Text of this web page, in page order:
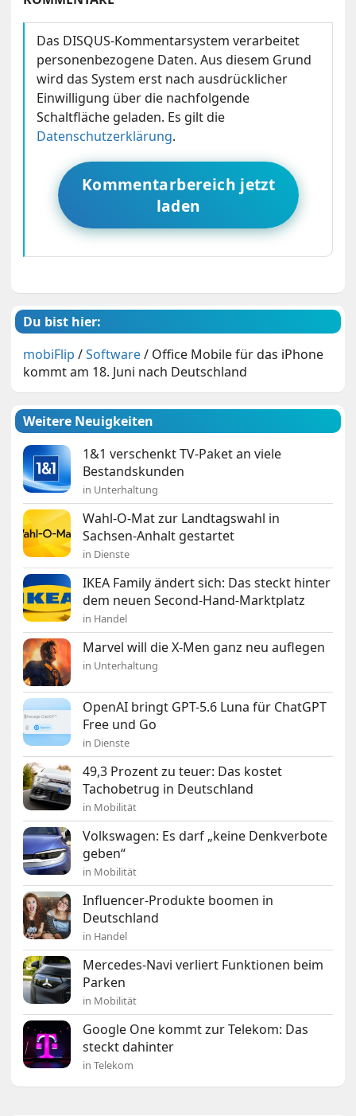
Das DISQUS-Kommentarsystem verarbeitet
personenbezogene Daten. Aus diesem Grund
wird das System erst nach ausdrücklicher
Einwilligung über die nachfolgende
Schaltfläche geladen. Es gilt die
Datenschutzerklärung.
Kommentarbereich jetzt
laden
Du bist hier:
mobiFlip /Software/ Office Mobile für das iPhone
kommt am 18. Juni nach Deutschland
Weitere Neuigkeiten
1&1 verschenkt TV-Paket an viele
Bestandskunden
in Unterhaltung
Wahl-O-Mat zur Landtagswahl in
Sachsen-Anhalt gestartet
in Dienste
IKEA Family ändert sich: Das steckt hinter
dem neuen Second-Hand-Marktplatz
in Handel
Marvel will die X-Men ganz neu auflegen
in Unterhaltung
OpenAI bringt GPT-5.6 Luna für ChatGPT
Free und Go
in Dienste
49,3 Prozent zu teuer: Das kostet
Tachobetrug in Deutschland
in Mobilität
Volkswagen: Es darf „keine Denkverbote
geben“
in Mobilität
Influencer-Produkte boomen in
Deutschland
in Handel
Mercedes-Navi verliert Funktionen beim
Parken
in Mobilität
Google One kommt zur Telekom: Das
steckt dahinter
in Telekom